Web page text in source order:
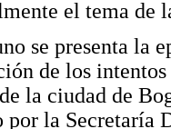
el tema de
se presenta la
de los
la ciudad de
por la Secretaría